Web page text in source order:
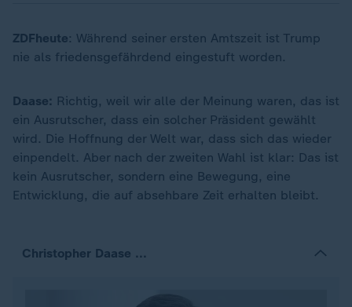
ZDFheute: Während seiner ersten Amtszeit ist Trump
nie als friedensgefährdend eingestuft worden.
Daase: Richtig, weil wir alle der Meinung waren, das ist
ein Ausrutscher, dass ein solcher Präsident gewählt
wird. Die Hoffnung der Welt war, dass sich das wieder
einpendelt. Aber nach der zweiten Wahl ist klar: Das ist
kein Ausrutscher, sondern eine Bewegung, eine
Entwicklung, die auf absehbare Zeit erhalten bleibt.
Christopher Daase ...